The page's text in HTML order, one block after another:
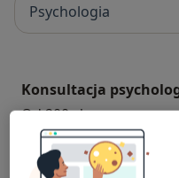
Psychologia
Konsultacja
Od 200 zł
Terapia par